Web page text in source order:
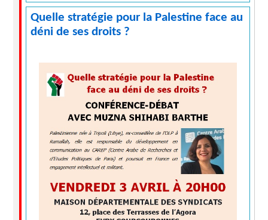
Quelle stratégie pour la Palestine face au
déni de ses droits ?